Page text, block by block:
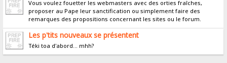
Vous voulez fouetter les webmasters avec des orties fraîches,
proposer au Pape leur sanctification ou simplement faire des
remarques des propositions concernant les sites ou le forum.
Les p'tits nouveaux se présentent
Téki toa d'abord... mhh?